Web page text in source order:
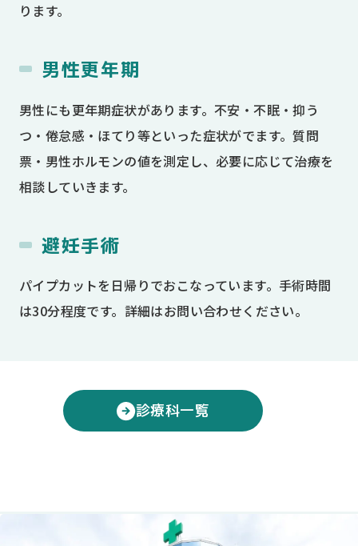
ります。
男性更年期
男性にも更年期症状があります。不安・不眠・抑う
つ・倦怠感・ほてり等といった症状がでます。質問
票・男性ホルモンの値を測定し、必要に応じて治療を
相談していきます。
避妊手術
パイプカットを日帰りでおこなっています。手術時間
は30分程度です。詳細はお問い合わせください。
診療科一覧